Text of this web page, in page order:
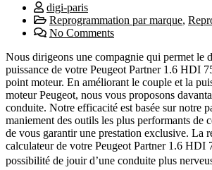
digi-paris
Reprogrammation par marque,
No Comments
Nous dirigeons une compagnie qui permet le
puissance de votre Peugeot Partner 1.6 HDI
point moteur. En améliorant le couple et la
moteur Peugeot, nous vous proposons
conduite. Notre efficacité est basée sur notre
maniement des outils les plus performants de
de vous garantir une prestation exclusive. La
calculateur de votre Peugeot Partner 1.6 HDI
possibilité de jouir d’une conduite plus